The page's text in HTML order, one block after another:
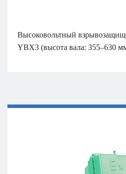
Высоковольтный
YBX3 (высота вала: 355–630